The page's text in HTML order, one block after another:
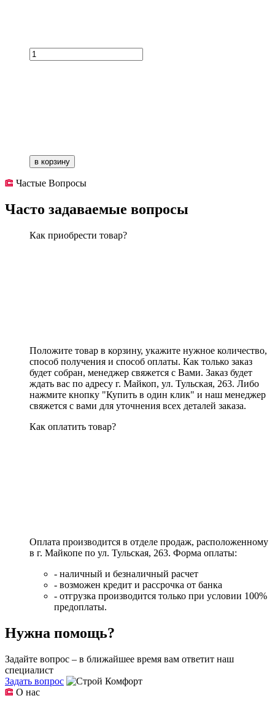
в корзину
Частые Вопросы
Часто задаваемые вопросы
Как приобрести товар?
Положите товар в корзину, укажите нужное количество,
способ получения и способ оплаты. Как только заказ
будет собран, менеджер свяжется с Вами. Заказ будет
ждать вас по адресу г. Майкоп, ул. Тульская, 263. Либо
нажмите кнопку "Купить в один клик" и наш менеджер
свяжется с вами для уточнения всех деталей заказа.
Как оплатить товар?
Оплата производится в отделе продаж, расположенному
в г. Майкопе по ул. Тульская, 263. Форма оплаты:
- наличный и безналичный расчет
- возможен кредит и рассрочка от банка
- отгрузка производится только при условии 100%
предоплаты.
Нужна помощь?
Задайте вопрос – в ближайшее время вам ответит наш
специалист
Задать вопрос
О нас